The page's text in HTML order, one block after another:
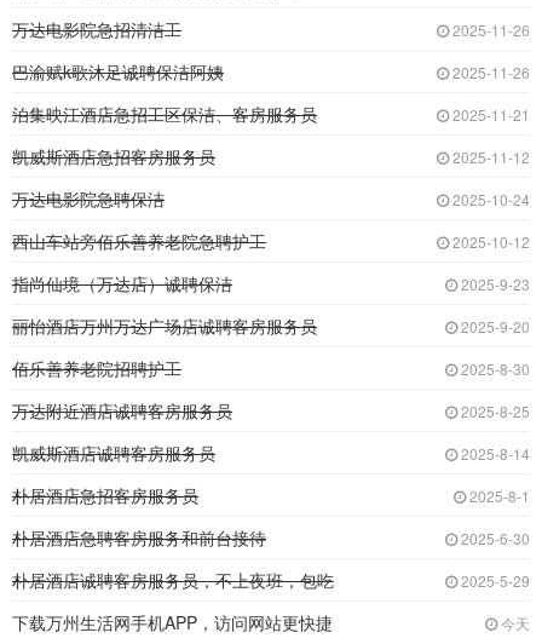
万达电影院急招清洁工 2025-11-26
巴渝赋k歌沐足诚聘保洁阿姨 2025-11-26
泊集映江酒店急招工区保洁、客房服务员 2025-11-21
凯威斯酒店急招客房服务员 2025-11-12
万达电影院急聘保洁 2025-10-24
西山车站旁佰乐善养老院急聘护工 2025-10-12
指尚仙境（万达店）诚聘保洁 2025-9-23
丽怡酒店万州万达广场店诚聘客房服务员 2025-9-20
佰乐善养老院招聘护工 2025-8-30
万达附近酒店诚聘客房服务员 2025-8-25
凯威斯酒店诚聘客房服务员 2025-8-14
朴居酒店急招客房服务员 2025-8-1
朴居酒店急聘客房服务和前台接待 2025-6-30
朴居酒店诚聘客房服务员，不上夜班，包吃 2025-5-29
下载万州生活网手机APP，访问网站更快捷 今天